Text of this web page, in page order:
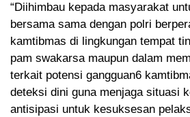
“Diihimbau kepada masyarakat
bersama sama dengan polri
kamtibmas di lingkungan tempat
pam swakarsa maupun dalam
terkait potensi gangguan6
deteksi dini guna menjaga situasi
antisipasi untuk kesuksesan